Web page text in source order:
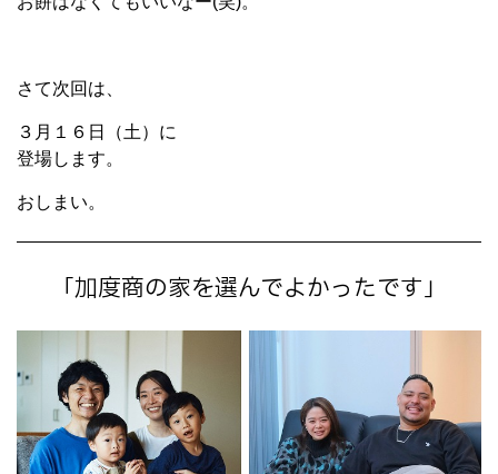
さて次回は、
３月１６日（土）に
登場します。
おしまい。
「加度商の家を選んでよかったです」